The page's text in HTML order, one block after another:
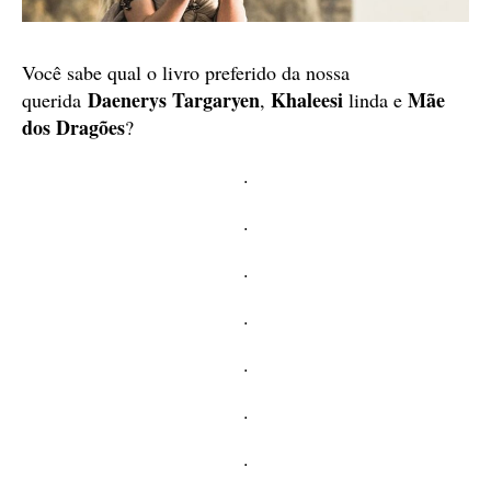
Você sabe qual o livro preferido da nossa
querida Daenerys Targaryen, Khaleesi linda e Mãe
dos Dragões?
.
.
.
.
.
.
.